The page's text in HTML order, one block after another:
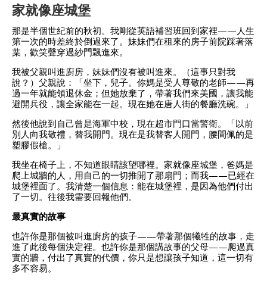
家就像座城堡
那是半個世紀前的秋初。我剛從英語補習班回到家裡——人生
第一次的時差終於倒過來了。妹妹們在租來的房子前院踩著落
葉，歡笑聲穿過紗門飄進來。
我被父親叫進廚房，妹妹們沒有被叫進來。（這事只對我
說？）父親說：「坐下，兒子。你媽是受人尊敬的老師——再
過一年就能領退休金；但她放棄了，帶著我們來美國，讓我能
避開兵役，讓全家能在一起。現在她在唐人街的餐廳洗碗。」
然後他說到自己曾是海軍中校，現在超市門口當警衛。「以前
別人向我敬禮，替我開門。現在是我替客人開門，腰間佩的是
塑膠假槍。」
我坐在椅子上，不知道眼睛該望哪裡。家就像座城堡，爸媽是
爬上城牆的人，用自己的一切推開了那扇門；而我——已經在
城堡裡面了。我清楚一個信息：能在城堡裡，是因為他們付出
了一切。往後我需要回報他們。
最真實的故事
也許你是那個被叫進廚房的孩子——帶著那個犧牲的故事，走
進了此後每個決定裡。也許你是那個講故事的父母——爬過真
實的牆，付出了真實的代價，你只是想讓孩子知道，這一切有
多不容易。